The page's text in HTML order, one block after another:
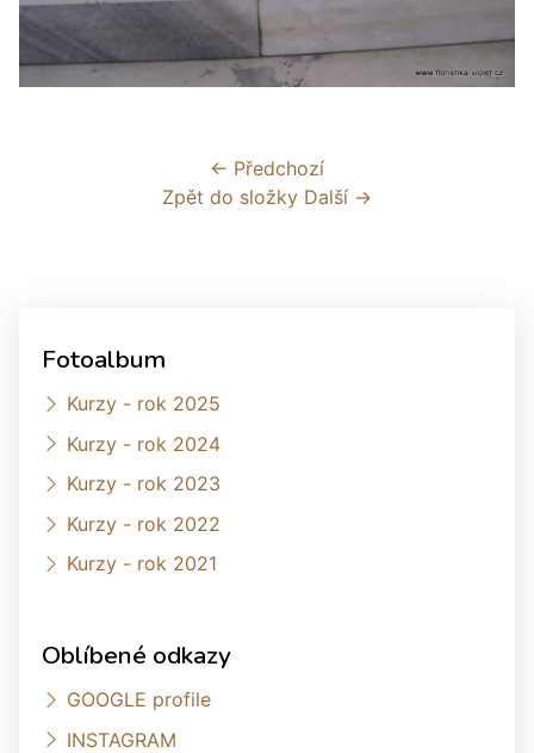
← Předchozí
Zpět do složky Další →
Fotoalbum
Kurzy - rok 2025
Kurzy - rok 2024
Kurzy - rok 2023
Kurzy - rok 2022
Kurzy - rok 2021
Oblíbené odkazy
GOOGLE profile
INSTAGRAM